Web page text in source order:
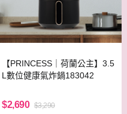
【PRINCESS｜荷蘭公主】3.5
L數位健康氣炸鍋183042
$2,690 $3,290